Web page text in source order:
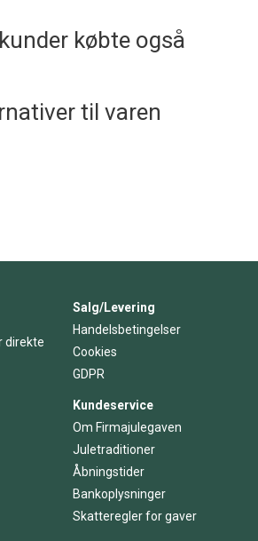
købte også
til varen
direkte
Salg/Levering
Handelsbetingelser
Cookies
GDPR
Kundeservice
Om Firmajulegaven
Juletraditioner
Åbningstider
Bankoplysninger
Skatteregler for gaver